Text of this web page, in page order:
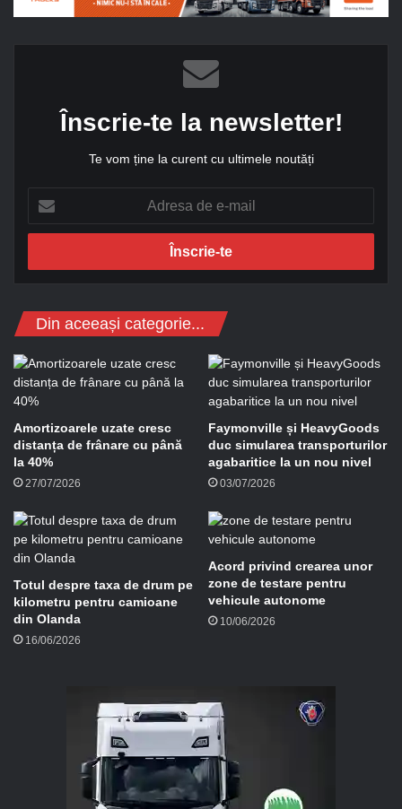
Înscrie-te la newsletter!
Te vom ține la curent cu ultimele noutăți
r
s
d
-
m
a
l
Din aceeași categorie...
Amortizoarele uzate cresc
distanța de frânare cu până
la 40%
27/07/2026
Faymonville și HeavyGoods
duc simularea transporturilor
agabaritice la un nou nivel
03/07/2026
Totul despre taxa de drum pe
kilometru pentru camioane
din Olanda
16/06/2026
Acord privind crearea unor
zone de testare pentru
vehicule autonome
10/06/2026